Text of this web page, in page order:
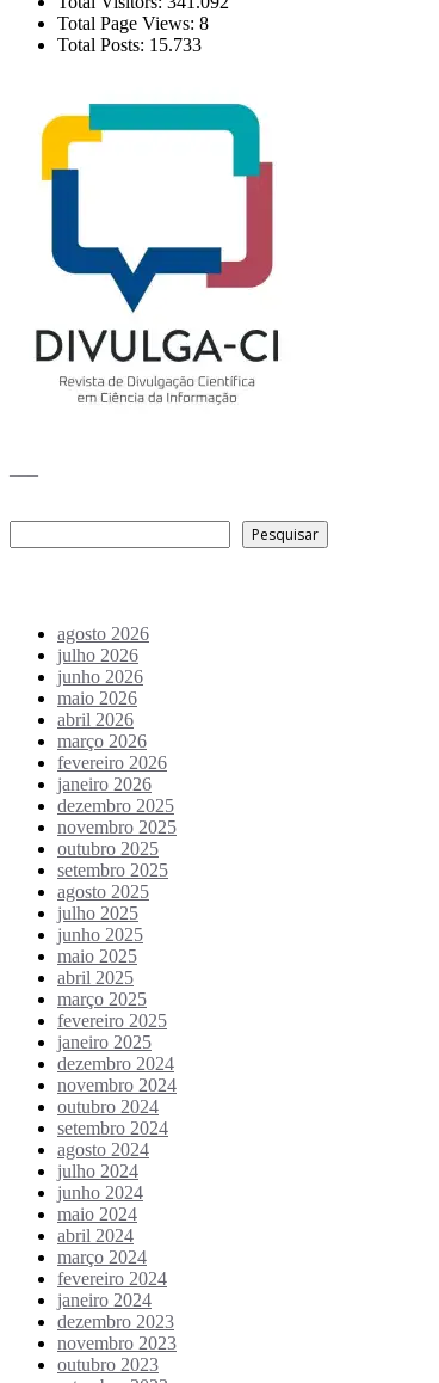
Total Page Views: 8
Total Posts: 15.733
Pesquisar
agosto 2026
julho 2026
junho 2026
maio 2026
abril 2026
março 2026
fevereiro 2026
janeiro 2026
dezembro 2025
novembro 2025
outubro 2025
setembro 2025
agosto 2025
julho 2025
junho 2025
maio 2025
abril 2025
março 2025
fevereiro 2025
janeiro 2025
dezembro 2024
novembro 2024
outubro 2024
setembro 2024
agosto 2024
julho 2024
junho 2024
maio 2024
abril 2024
março 2024
fevereiro 2024
janeiro 2024
dezembro 2023
novembro 2023
outubro 2023